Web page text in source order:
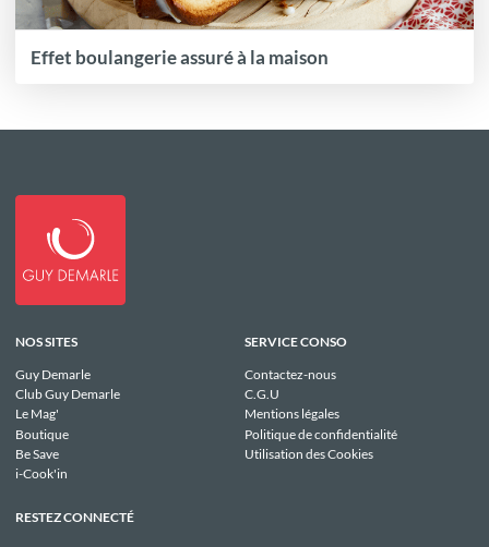
Effet boulangerie assuré à la maison
NOS SITES
Guy Demarle
Club Guy Demarle
Le Mag'
Boutique
Be Save
i-Cook'in
SERVICE CONSO
Contactez-nous
C.G.U
Mentions légales
Politique de confidentialité
Utilisation des Cookies
RESTEZ CONNECTÉ